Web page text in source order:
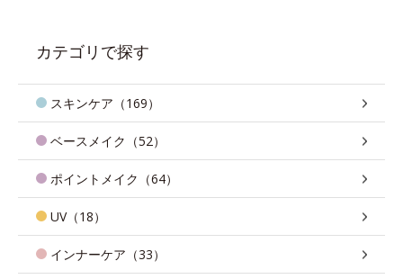
カテゴリで探す
スキンケア（169）
ベースメイク（52）
ポイントメイク（64）
UV（18）
インナーケア（33）